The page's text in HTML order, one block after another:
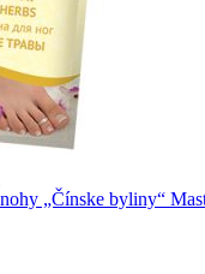
„Čínske byliny“